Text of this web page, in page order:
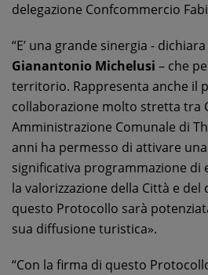
delegazione Confcommercio
“E’ una grande sinergia -
Gianantonio Michelusi – che
territorio. Rappresenta anche il
collaborazione molto stretta tra
Amministrazione Comunale di
anni ha permesso di attivare
significativa programmazione di
la valorizzazione della Città e
questo Protocollo sarà
sua diffusione turistica».
“Con la firma di questo